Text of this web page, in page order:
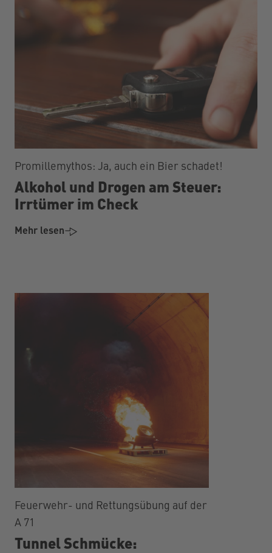
Promillemythos: Ja, auch ein Bier schadet!
Alkohol und Drogen am Steuer:
Irrtümer im Check
Mehr lesen
Feuerwehr- und Rettungsübung auf der
A 71
Tunnel Schmücke: